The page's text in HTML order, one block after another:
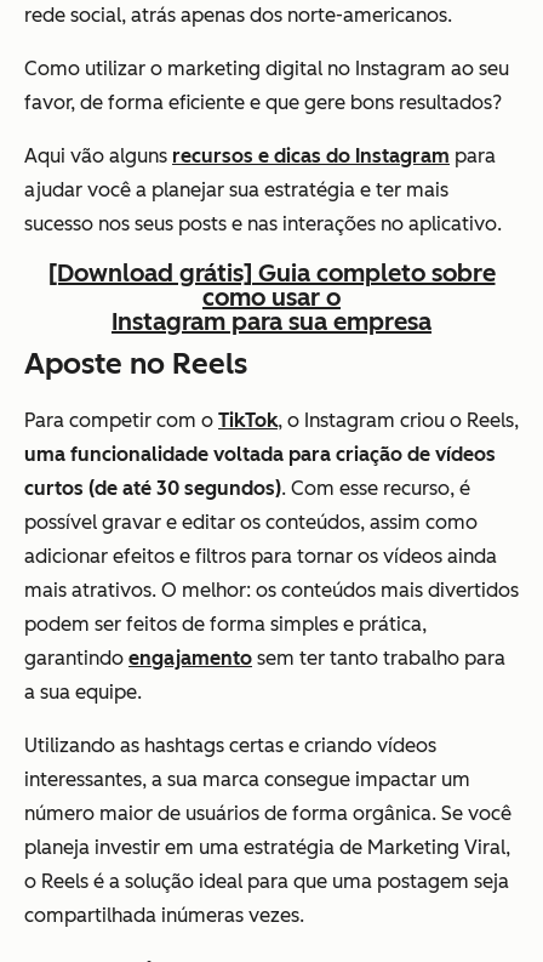
rede social, atrás apenas dos norte-americanos.
Como utilizar o marketing digital no Instagram ao seu
favor, de forma eficiente e que gere bons resultados?
Aqui vão alguns recursos e dicas do Instagram para
ajudar você a planejar sua estratégia e ter mais
sucesso nos seus posts e nas interações no aplicativo.
[Download grátis] Guia completo sobre
como usar o
Instagram para sua empresa
Aposte no Reels
Para competir com o TikTok, o Instagram criou o Reels,
uma funcionalidade voltada para criação de vídeos
curtos (de até 30 segundos). Com esse recurso, é
possível gravar e editar os conteúdos, assim como
adicionar efeitos e filtros para tornar os vídeos ainda
mais atrativos. O melhor: os conteúdos mais divertidos
podem ser feitos de forma simples e prática,
garantindo engajamento sem ter tanto trabalho para
a sua equipe.
Utilizando as hashtags certas e criando vídeos
interessantes, a sua marca consegue impactar um
número maior de usuários de forma orgânica. Se você
planeja investir em uma estratégia de Marketing Viral,
o Reels é a solução ideal para que uma postagem seja
compartilhada inúmeras vezes.